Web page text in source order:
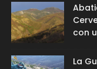
con
La